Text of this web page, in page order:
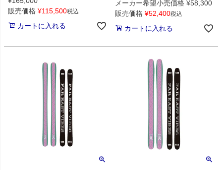
販売価格 ¥115,500税込
カートに入れる
メーカー希望小売価格 ¥58,300
販売価格 ¥52,400税込
カートに入れる